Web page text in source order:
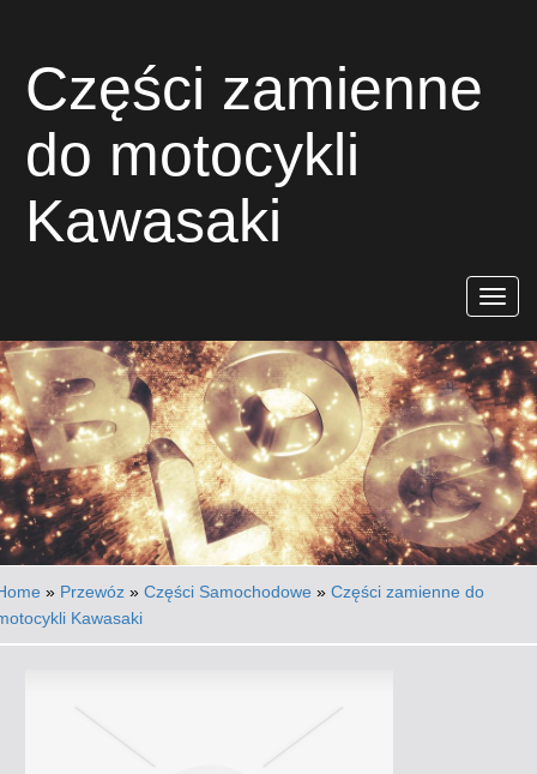
Części zamienne
do motocykli
Kawasaki
Rozwiń
» Przewóz » Części Samochodowe » Części zamienne do
Kawasaki